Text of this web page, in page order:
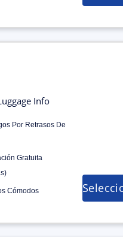
Info
Por Retrasos De
Gratuita
Cómodos